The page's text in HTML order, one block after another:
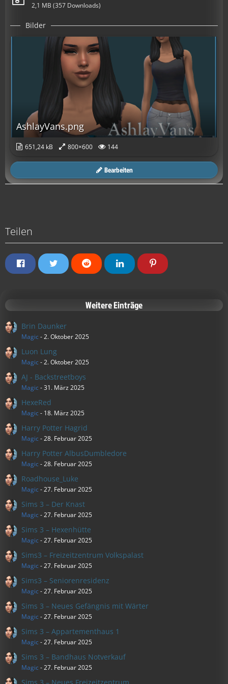
2,1 MB (357 Downloads)
Bilder
AshlayVans.png
651,24 kB 800×600 144
Bearbeiten
Teilen
Weitere Einträge
Brin Daunker
Magic-2. Oktober 2025
Luon Lung
Magic-2. Oktober 2025
AJ - Backstreetboys
Magic-31. März 2025
HexeRed
Magic- 18. März 2025
Harry Potter Hagrid
Magic-28. Februar 2025
Harry Potter AlbusDumbledore
Magic-28. Februar 2025
Roadhouse_Luke
Magic-27. Februar 2025
Sims 3 – Der Knast
Magic-27. Februar 2025
Sims 3 – Hexenhütte
Magic-27. Februar 2025
Sims3 – Freizeitzentrum Volkspalast
Magic-27. Februar 2025
Sims3 – Seniorenresidenz
Magic-27. Februar 2025
Sims 3 – Neues Gefängnis mit Wärter
Magic-27. Februar 2025
Sims 3 – Appartementhaus 1
Magic-27. Februar 2025
Sims 3 – Bandhaus Notverkauf
Magic-27. Februar 2025